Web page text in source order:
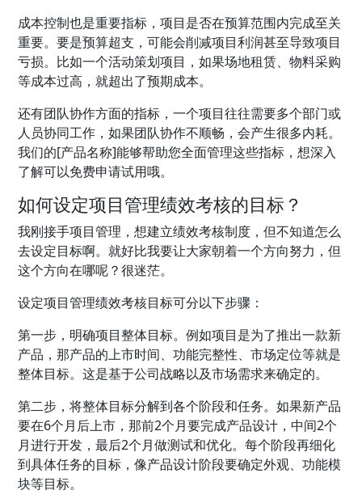
成本控制也是重要指标，项目是否在预算范围内完成至关
重要。要是预算超支，可能会削减项目利润甚至导致项目
亏损。比如一个活动策划项目，如果场地租赁、物料采购
等成本过高，就超出了预期成本。
还有团队协作方面的指标，一个项目往往需要多个部门或
人员协同工作，如果团队协作不顺畅，会产生很多内耗。
我们的[产品名称]能够帮助您全面管理这些指标，想深入
了解可以免费申请试用哦。
如何设定项目管理绩效考核的目标？
我刚接手项目管理，想建立绩效考核制度，但不知道怎么
去设定目标啊。就好比我要让大家朝着一个方向努力，但
这个方向在哪呢？很迷茫。
设定项目管理绩效考核目标可分以下步骤：
第一步，明确项目整体目标。例如项目是为了推出一款新
产品，那产品的上市时间、功能完整性、市场定位等就是
整体目标。这是基于公司战略以及市场需求来确定的。
第二步，将整体目标分解到各个阶段和任务。如果新产品
要在6个月后上市，那前2个月要完成产品设计，中间2个
月进行开发，最后2个月做测试和优化。每个阶段再细化
到具体任务的目标，像产品设计阶段要确定外观、功能模
块等目标。